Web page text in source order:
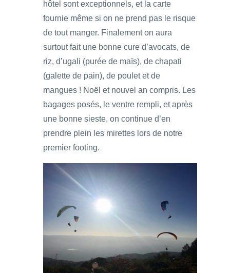
hôtel sont exceptionnels, et la carte
fournie même si on ne prend pas le risque
de tout manger. Finalement on aura
surtout fait une bonne cure d’avocats, de
riz, d’ugali (purée de maïs), de chapati
(galette de pain), de poulet et de
mangues ! Noël et nouvel an compris. Les
bagages posés, le ventre rempli, et après
une bonne sieste, on continue d’en
prendre plein les mirettes lors de notre
premier footing.